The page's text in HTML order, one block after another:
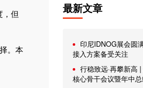
但
。本
最新文章
印尼IDNOG展会圆
接入方案备受关注
行稳致远·再攀新高
核心骨干会议暨年中